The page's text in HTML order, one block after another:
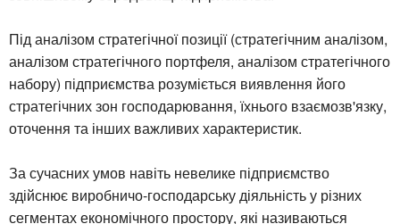
Під аналізом стратегічної позиції (стратегічним аналізом,
аналізом стратегічного портфеля, аналізом стратегічного
набору) підприємства розуміється виявлення його
стратегічних зон господарювання, їхнього взаємозв'язку,
оточення та інших важливих характеристик.
За сучасних умов навіть невелике підприємство
здійснює виробничо-господарську діяльність у різних
сегментах економічного простору, які називаються